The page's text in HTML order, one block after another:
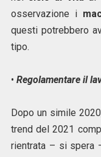
osservazione i
questi potrebbero
tipo.
• Regolamentare il
Dopo un simile
trend del 2021
rientrata – si spera